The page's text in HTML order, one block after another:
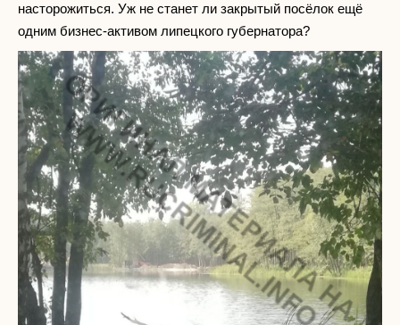
насторожиться. Уж не станет ли закрытый посёлок ещё
одним бизнес-активом липецкого губернатора?